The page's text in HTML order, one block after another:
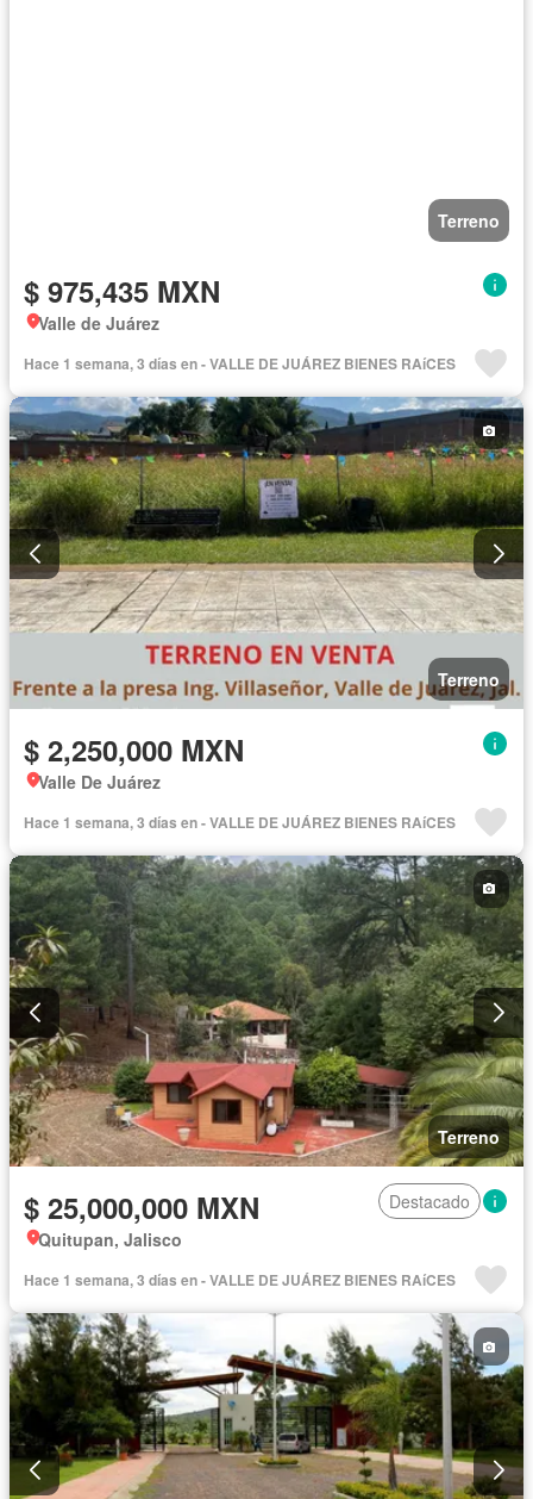
Terreno
$ 975,435 MXN
Valle de Juárez
Hace 1 semana, 3 días en - VALLE DE JUÁREZ BIENES RAíCES
Terreno
$ 2,250,000 MXN
Valle De Juárez
Hace 1 semana, 3 días en - VALLE DE JUÁREZ BIENES RAíCES
Terreno
$ 25,000,000 MXN
Destacado
Quitupan, Jalisco
Hace 1 semana, 3 días en - VALLE DE JUÁREZ BIENES RAíCES